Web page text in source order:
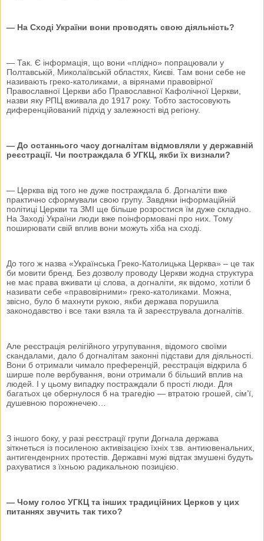
— На Сході України вони проводять свою діяльність?
— Так. Є інформація, що вони «плідно» попрацювали у
Полтавській, Миколаївській областях, Києві. Там вони себе не
називають греко-католиками, а вірянами правовірної
Православної Церкви або Православної Кафолічної Церкви,
назви яку РПЦ вживала до 1917 року. Тобто застосовують
диференційований підхід у залежності від регіону.
— До останнього часу догналітам відмовляли у державній
реєстрації. Чи постраждала б УГКЦ, якби їх визнали?
— Церква від того не дуже постраждала б. Догналіти вже
практично сформували свою групу. Завдяки інформаційній
політиці Церкви та ЗМІ ще більше розростися їм дуже складно.
На Заході України люди вже поінформовані про них. Тому
поширювати свій вплив вони можуть хіба на сході.
До того ж назва «Українська Греко-Католицька Церква» – це так
би мовити бренд. Без дозволу проводу Церкви жодна структура
не має права вживати ці слова, а догналіти, як відомо, хотіли б
називати себе «правовірними» греко-католиками. Можна,
звісно, було б махнути рукою, якби держава порушила
законодавство і все таки взяла та й зареєструвала догналітів.
Але реєстрація релігійного угрупування, відомого своїми
скандалами, дало б догналітам законні підстави для діяльності.
Вони б отримали чимало преференцій, реєстрація відкрила б
ширше поле вербування, вони отримали б більший вплив на
людей. І у цьому випадку постраждали б прості люди. Для
багатьох це обернулося б на трагедію — втратою грошей, сім’ї,
душевною порожнечею…
З іншого боку, у разі реєстрації групи Догнала держава
зіткнеться із посиленою активізацією їхніх т.зв. антиювенальних,
антигенденрних протестів. Державні мужі відтак змушені будуть
рахуватися з їхньою радикальною позицією.
— Чому голос УГКЦ та інших традиційних Церков у цих
питаннях звучить так тихо?